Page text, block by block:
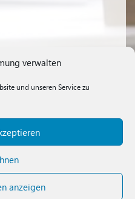
verwalten
und unseren Service zu
anzeigen